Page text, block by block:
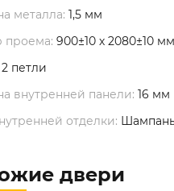
металла: 1,5 мм
проема: 900±10 х 2080±10 мм
2 петли
внутренней панели: 16 мм
отделки:
двери